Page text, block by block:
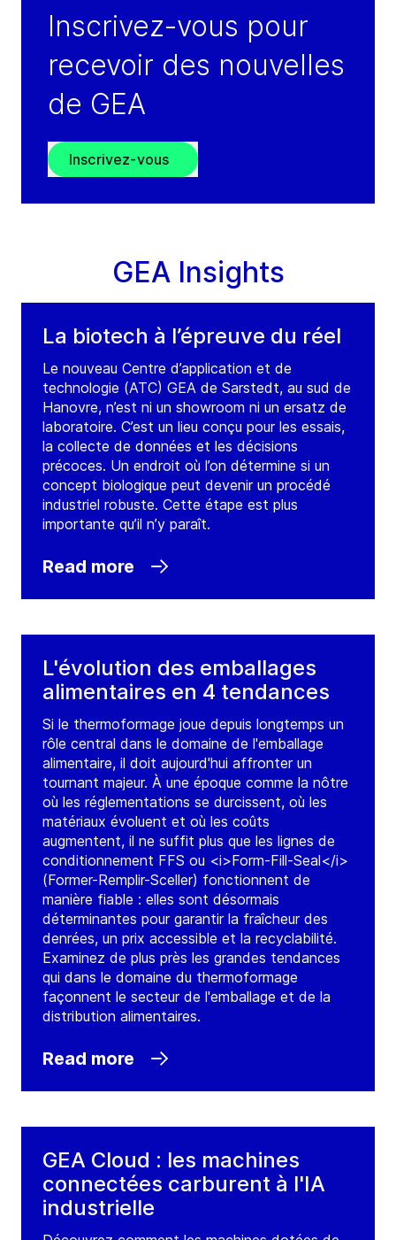
Inscrivez-vous pour
recevoir des nouvelles
de GEA
Inscrivez-vous
GEA Insights
La biotech à l’épreuve du réel
Le nouveau Centre d’application et de
technologie (ATC) GEA de Sarstedt, au sud de
Hanovre, n’est ni un showroom ni un ersatz de
laboratoire. C’est un lieu conçu pour les essais,
la collecte de données et les décisions
précoces. Un endroit où l’on détermine si un
concept biologique peut devenir un procédé
industriel robuste. Cette étape est plus
importante qu’il n’y paraît.
Read more
L'évolution des emballages
alimentaires en 4 tendances
Si le thermoformage joue depuis longtemps un
rôle central dans le domaine de l'emballage
alimentaire, il doit aujourd'hui affronter un
tournant majeur. À une époque comme la nôtre
où les réglementations se durcissent, où les
matériaux évoluent et où les coûts
augmentent, il ne suffit plus que les lignes de
conditionnement FFS ou <i>Form-Fill-Seal</i>
(Former-Remplir-Sceller) fonctionnent de
manière fiable : elles sont désormais
déterminantes pour garantir la fraîcheur des
denrées, un prix accessible et la recyclabilité.
Examinez de plus près les grandes tendances
qui dans le domaine du thermoformage
façonnent le secteur de l'emballage et de la
distribution alimentaires.
Read more
GEA Cloud : les machines
connectées carburent à l'IA
industrielle